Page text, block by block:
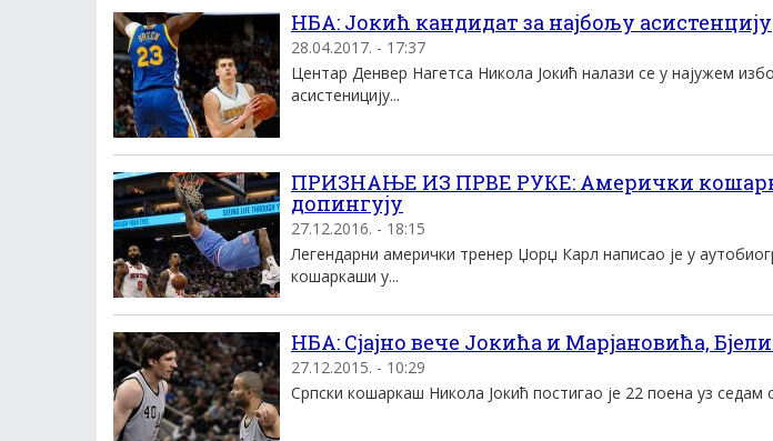
НБА: Јокић кандидат за најбољу асистенцију
28.04.2017. - 17:37
Центар Денвер Нагетса Никола Јокић налази се у најужем
асистеницију...
ПРИЗНАЊЕ ИЗ ПРВЕ РУКЕ: Амерички
допингују
27.12.2016. - 18:15
Легендарни амерички тренер Џорџ Карл написао је у
кошаркаши у...
НБA: Сjаjно вече Jокића и Mарjановића,
27.12.2015. - 10:29
Српски кошаркаш Никола Jокић постигао jе 22 поена уз седам